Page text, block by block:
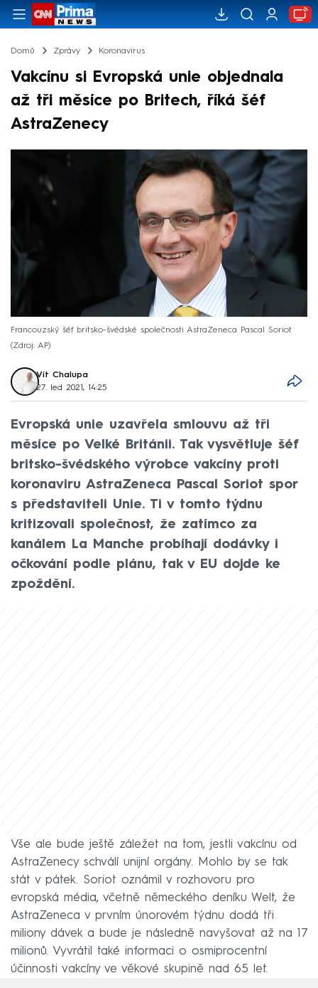
Domů Zprávy Koronavirus
Vakcínu si Evropská unie objednala
až tři měsíce po Britech, říká šéf
AstraZenecy
Francouzský šéf britsko-švédské společnosti AstraZeneca Pascal Soriot
Zdroj: AP
Vít Chalupa
27. led 2021, 14:25
Evropská unie uzavřela smlouvu až tři
měsíce po Velké Británii. Tak vysvětluje šéf
britsko-švédského výrobce vakcíny proti
koronaviru AstraZeneca Pascal Soriot spor
s představiteli Unie. Ti v tomto týdnu
kritizovali společnost, že zatímco za
kanálem La Manche probíhají dodávky i
očkování podle plánu, tak v EU dojde ke
zpoždění.
Vše ale bude ještě záležet na tom, jestli vakcínu od
AstraZenecy schválí unijní orgány. Mohlo by se tak
stát v pátek. Soriot oznámil v rozhovoru pro
evropská média, včetně německého deníku Welt, že
AstraZeneca v prvním únorovém týdnu dodá tři
miliony dávek a bude je následně navyšovat až na 17
milionů. Vyvrátil také informaci o osmiprocentní
účinnosti vakcíny ve věkové skupině nad 65 let.